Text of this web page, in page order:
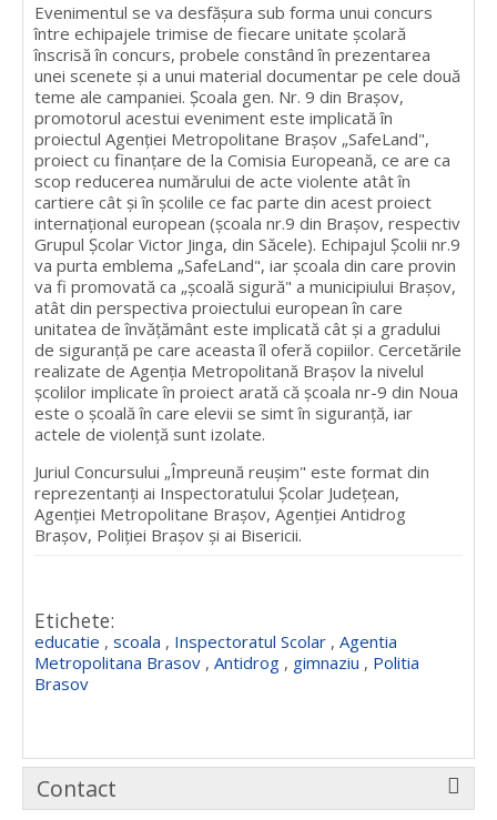
Evenimentul se va desfăşura sub forma unui concurs
între echipajele trimise de fiecare unitate şcolară
înscrisă în concurs, probele constând în prezentarea
unei scenete şi a unui material documentar pe cele două
teme ale campaniei. Şcoala gen. Nr. 9 din Braşov,
promotorul acestui eveniment este implicată în
proiectul Agenţiei Metropolitane Braşov „SafeLand",
proiect cu finanţare de la Comisia Europeană, ce are ca
scop reducerea numărului de acte violente atât în
cartiere cât şi în şcolile ce fac parte din acest proiect
internaţional european (şcoala nr.9 din Braşov, respectiv
Grupul Şcolar Victor Jinga, din Săcele). Echipajul Şcolii nr.9
va purta emblema „SafeLand", iar şcoala din care provin
va fi promovată ca „şcoală sigură" a municipiului Braşov,
atât din perspectiva proiectului european în care
unitatea de învăţământ este implicată cât şi a gradului
de siguranţă pe care aceasta îl oferă copiilor. Cercetările
realizate de Agenţia Metropolitană Braşov la nivelul
şcolilor implicate în proiect arată că şcoala nr-9 din Noua
este o şcoală în care elevii se simt în siguranţă, iar
actele de violenţă sunt izolate.
Juriul Concursului „Împreună reuşim" este format din
reprezentanţi ai Inspectoratului Şcolar Judeţean,
Agenţiei Metropolitane Braşov, Agenţiei Antidrog
Braşov, Poliţiei Braşov şi ai Bisericii.
Etichete:
educatie , scoala , Inspectoratul Scolar, Agentia
Metropolitana Brasov, Antidrog, gimnaziu , Politia
Brasov
Contact